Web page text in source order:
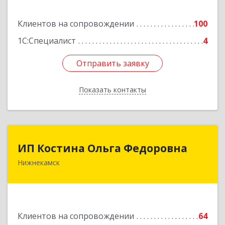
Клиентов на сопровождении
100
1С:Специалист
4
Отправить заявку
Показать контакты
Подробнее
Отправить заявку
Назад
ИП Костина Ольга Федоровна
Нижнекамск
Клиентов на сопровождении 64